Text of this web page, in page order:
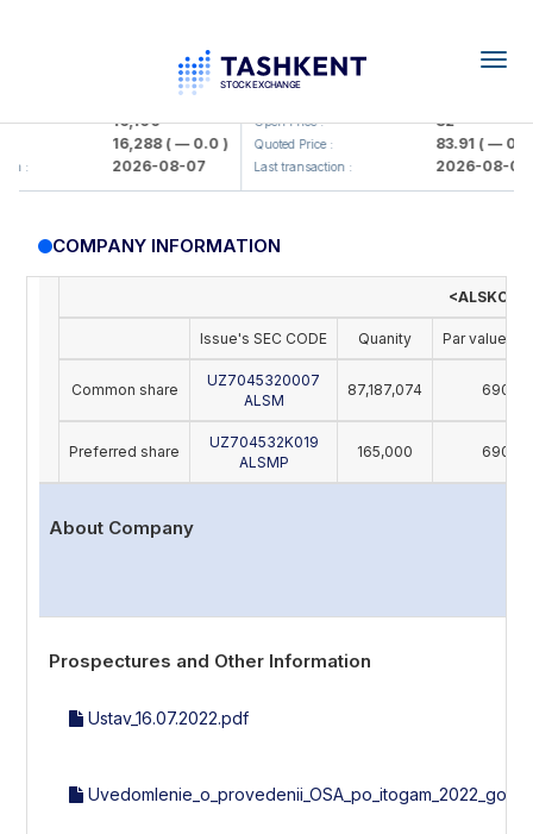
16,100
16,288( — 0.0 )
2026-08-07
KFSK (<Kafolat sug'urta
Open Price : 82
Quoted Price : 83.91( — 0.0 )
Last transaction : 2026-08-07
COMPANY INFORMATION
<ALSKOM
Issue's SEC CODE Quanity Par value
Common share
UZ7045320007
ALSM
87,187,074 690
Preferred share
UZ704532K019
ALSMP
165,000 690
About Company
Prospectures and Other Information
Ustav_16.07.2022.pdf